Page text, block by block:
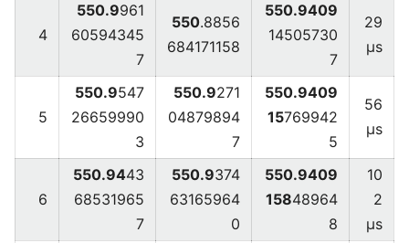
4
550.9961
60594345
7
550.8856
684171158
550.9409
14505730
7
29
μs
5
550.9547
26659990
3
550.9271
04879894
7
550.9409
15769942
5
56
μs
6
550.9443
68531965
7
550.9374
63165964
0
550.9409
15848964
8
10
2
μs